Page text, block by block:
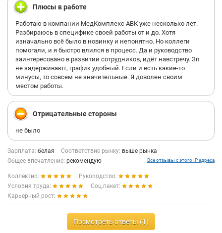
Плюсы в работе
Работаю в компании МедКомплекс АВК уже несколько лет.
Разбираюсь в специфике своей работы от и до. Хотя
изначально всё было в новинку и непонятно. Но коллеги
помогали, и я быстро влился в процесс. Да и руководство
заинтересовано в развитии сотрудников, идёт навстречу. Зп
не задерживают, график удобный. Если и есть какие-то
минусы, то совсем не значительные. Я доволен своим
местом работы.
Отрицательные стороны
не было
Зарплата: белая Соответствие рынку: выше рынка
Общее впечатление: рекомендую Все отзывы с этого IP адреса
Коллектив:
Руководство:
Условия труда:
Соц.пакет:
Карьерный рост:
Посмотреть ответы (1)